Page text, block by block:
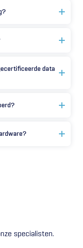
data
specialisten.